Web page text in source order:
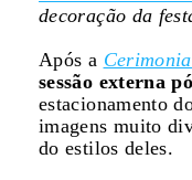
decoração da
Após a
sessão externa
estacionamento
imagens muito
do estilos deles.